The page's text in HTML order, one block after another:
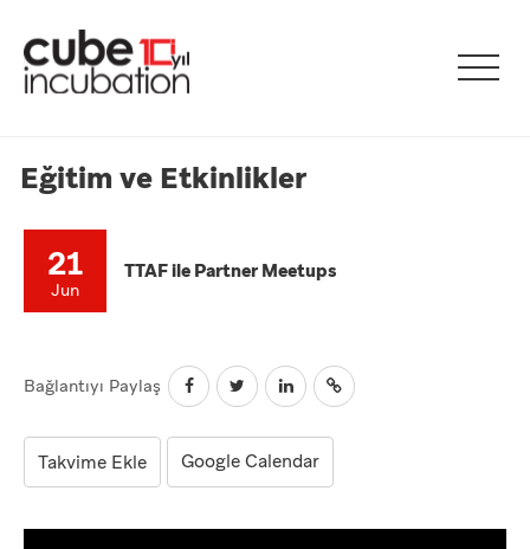
Eğitim ve Etkinlikler
21
Jun
TTAF ile Partner Meetups
Bağlantıyı Paylaş
Google Calendar